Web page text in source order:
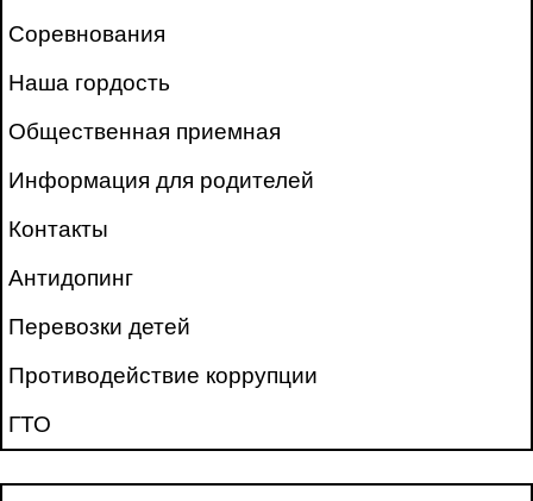
Соревнования
Наша гордость
Общественная приемная
Информация для родителей
Контакты
Антидопинг
Перевозки детей
Противодействие коррупции
ГТО